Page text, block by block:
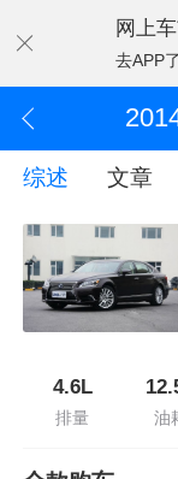
网上
去APP
综述 文章
4.6L
排量 油